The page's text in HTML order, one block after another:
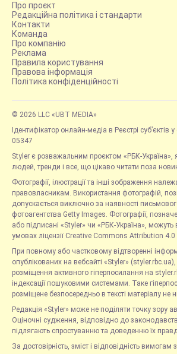
Про проєкт
Редакційна політика і стандарти
Контакти
Команда
Про компанію
Реклама
Правила користування
Правова інформація
Політика конфіденційності
© 2026 LLC «UBT MEDIA»
Ідентифікатор онлайн-медіа в Реєстрі суб’єктів
05347
Styler є розважальним проєктом «РБК-Україна»,
людей, тренди і все, що цікаво читати поза
Фотографії, ілюстрації та інші зображення
правовласникам. Використання фотографій,
допускається виключно за наявності
фотоагентства Getty Images. Фотографії,
або підписані «Styler» чи «РБК-Україна», можуть
умовах ліцензії Creative Commons Attribution
При повному або частковому відтворенні
опублікованих на вебсайті «Styler»
розміщення активного гіперпосилання на
індексації пошуковими системами. Таке
розміщене безпосередньо в тексті матеріалу не
Редакція «Styler» може не поділяти точку зору
Оціночні судження, відповідно до
підлягають спростуванню та доведенню їх
За достовірність, зміст і відповідність